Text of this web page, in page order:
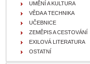
UMĚNÍ A KULTURA
VĚDA A TECHNIKA
UČEBNICE
ZEMĚPIS A CESTOVÁNÍ
EXILOVÁ LITERATURA
OSTATNÍ